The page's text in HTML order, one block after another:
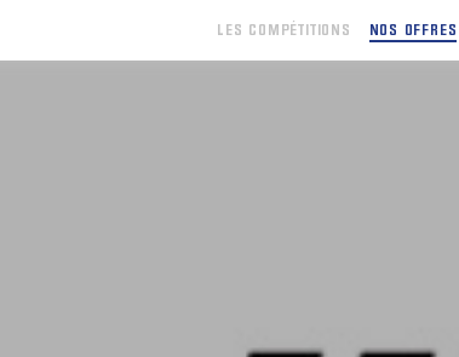
LES COMPÉTITIONS NOS OFFRES